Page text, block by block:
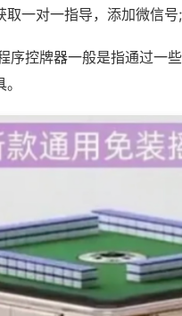
一对一指导，添加微信
序控牌器一般是指通过一